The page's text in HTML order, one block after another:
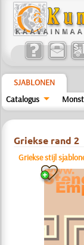
SJABLONEN
Catalogus
Griekse rand 2
Griekse stijl